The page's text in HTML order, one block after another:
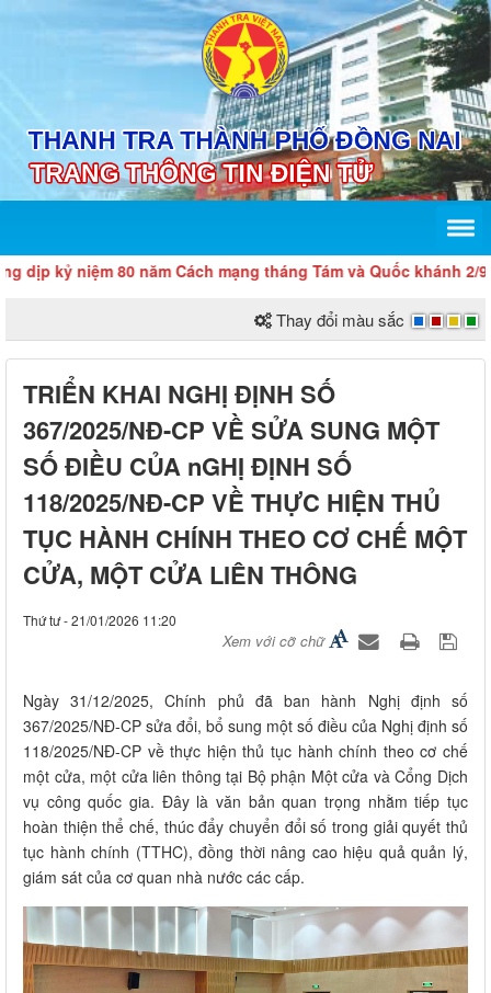
kỷ niệm 80 năm Cách mạng tháng Tám và Quốc khánh 2/9
Thay đổi màu sắc
TRIỂN KHAI NGHỊ ĐỊNH SỐ
367/2025/NĐ-CP VỀ SỬA SUNG MỘT
SỐ ĐIỀU CỦA nGHỊ ĐỊNH SỐ
118/2025/NĐ-CP VỀ THỰC HIỆN THỦ
TỤC HÀNH CHÍNH THEO CƠ CHẾ MỘT
CỬA, MỘT CỬA LIÊN THÔNG
Thứ tư - 21/01/2026 11:20
Xem với cỡ chữ
Ngày 31/12/2025, Chính phủ đã ban hành Nghị định số
367/2025/NĐ-CP sửa đổi, bổ sung một số điều của Nghị định số
118/2025/NĐ-CP về thực hiện thủ tục hành chính theo cơ chế
một cửa, một cửa liên thông tại Bộ phận Một cửa và Cổng Dịch
vụ công quốc gia. Đây là văn bản quan trọng nhằm tiếp tục
hoàn thiện thể chế, thúc đẩy chuyển đổi số trong giải quyết thủ
tục hành chính (TTHC), đồng thời nâng cao hiệu quả quản lý,
giám sát của cơ quan nhà nước các cấp.